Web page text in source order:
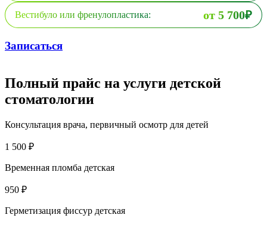
Вестибуло или френулопластика: от 5 700₽
Записаться
Полный прайс на услуги детской
стоматологии
Консультация врача, первичный осмотр для детей
1 500 ₽
Временная пломба детская
950 ₽
Герметизация фиссур детская